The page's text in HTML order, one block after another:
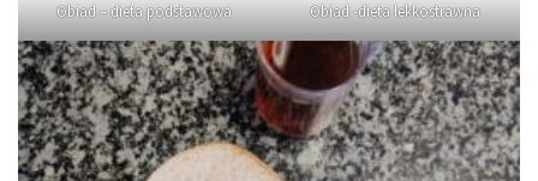
Obiad – dieta podstawowa Obiad -dieta lekkostrawna